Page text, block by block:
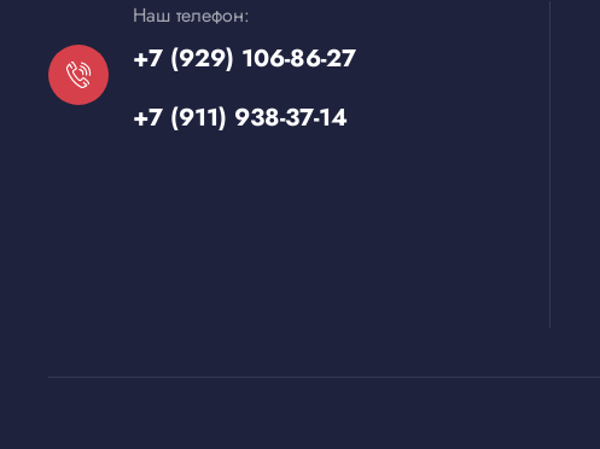
Наш телефон:
+7 (929) 106-86-27
+7 (911) 938-37-14